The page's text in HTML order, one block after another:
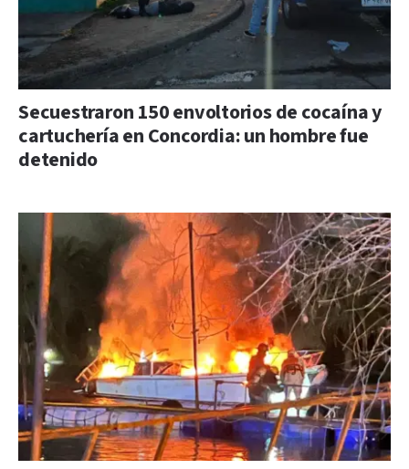
Secuestraron 150 envoltorios de cocaína y
cartuchería en Concordia: un hombre fue
detenido